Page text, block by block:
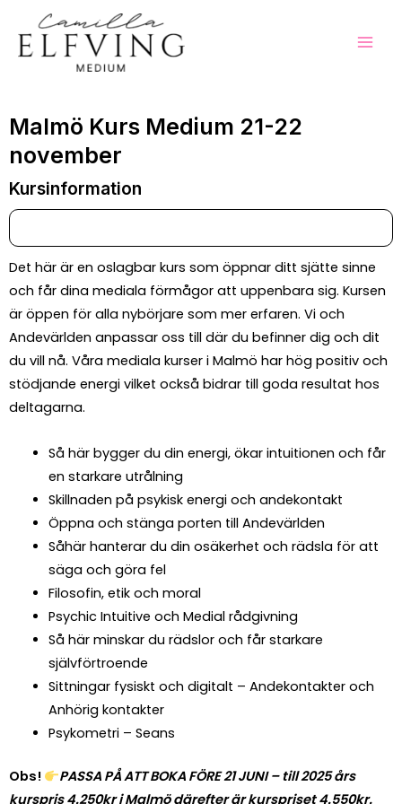
innehåll
Malmö Kurs Medium 21-22
november
Kursinformation
Det här är en oslagbar kurs som öppnar ditt sjätte sinne
och får dina mediala förmågor att uppenbara sig. Kursen
är öppen för alla nybörjare som mer erfaren. Vi och
Andevärlden anpassar oss till där du befinner dig och dit
du vill nå. Våra mediala kurser i Malmö har hög positiv och
stödjande energi vilket också bidrar till goda resultat hos
deltagarna.
Så här bygger du din energi, ökar intuitionen och får
en starkare utrålning
Skillnaden på psykisk energi och andekontakt
Öppna och stänga porten till Andevärlden
Såhär hanterar du din osäkerhet och rädsla för att
säga och göra fel
Filosofin, etik och moral
Psychic Intuitive och Medial rådgivning
Så här minskar du rädslor och får starkare
självförtroende
Sittningar fysiskt och digitalt – Andekontakter och
Anhörig kontakter
Psykometri – Seans
Obs!
PASSA PÅ ATT BOKA FÖRE 21 JUNI – till 2025 års
kurspris 4.250kr i Malmö därefter är kurspriset 4.550kr.